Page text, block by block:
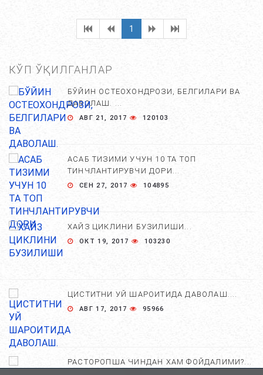
1
КЎП ЎҚИЛГАНЛАР
БЎЙИН ОСТЕОХОНДРОЗИ, БЕЛГИЛАРИ ВА
ДАВОЛАШ. ...
АВГ 21, 2017 120103
АСАБ ТИЗИМИ УЧУН 10 ТА ТОП
ТИНЧЛАНТИРУВЧИ ДОРИ...
СЕН 27, 2017 104895
ХАЙЗ ЦИКЛИНИ БУЗИЛИШИ...
ОКТ 19, 2017 103230
ЦИСТИТНИ УЙ ШАРОИТИДА ДАВОЛАШ....
АВГ 17, 2017 95966
РАСТОРОПША ЧИНДАН ХАМ ФОЙДАЛИМИ?...